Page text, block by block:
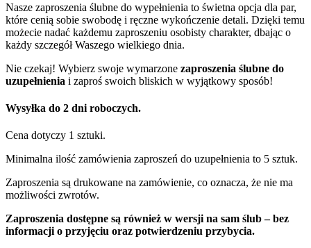
Nasze zaproszenia ślubne do wypełnienia to świetna opcja dla par,
które cenią sobie swobodę i ręczne wykończenie detali. Dzięki temu
możecie nadać każdemu zaproszeniu osobisty charakter, dbając o
każdy szczegół Waszego wielkiego dnia.
Nie czekaj! Wybierz swoje wymarzone zaproszenia ślubne do
uzupełnienia i zaproś swoich bliskich w wyjątkowy sposób!
Wysyłka do 2 dni roboczych.
Cena dotyczy 1 sztuki.
Minimalna ilość zamówienia zaproszeń do uzupełnienia to 5 sztuk.
Zaproszenia są drukowane na zamówienie, co oznacza, że nie ma
możliwości zwrotów.
Zaproszenia dostępne są również w wersji na sam ślub – bez
informacji o przyjęciu oraz potwierdzeniu przybycia.